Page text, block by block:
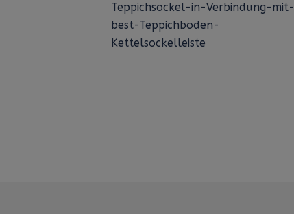
Teppichsockel-in-Verbindung-mit-
best-Teppichboden-
Kettelsockelleiste